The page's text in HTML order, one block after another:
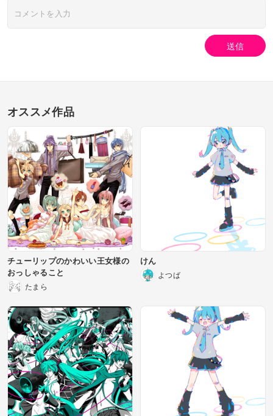
送信
オススメ作品
チューリップのかわいい王女様の
おっしゃること
たまら
けん
よつば